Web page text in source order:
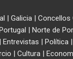
| Galicia| Concellos
| Norte de
| Entrevistas | Política|
| Cultura |